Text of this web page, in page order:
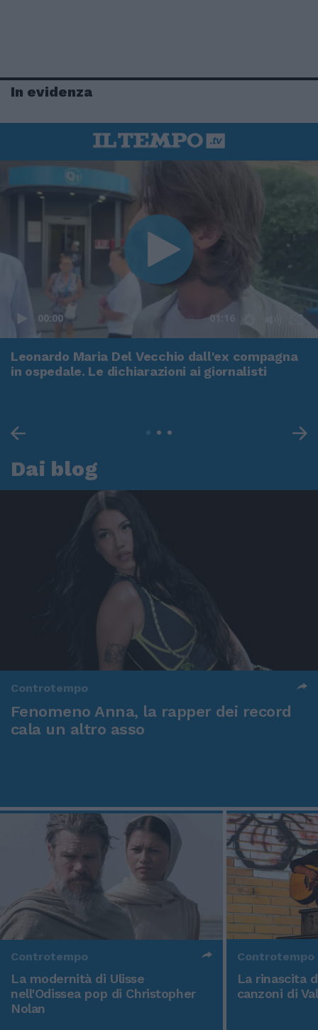
In evidenza
00:00 01:16
Leonardo Maria Del Vecchio dall'ex compagna
in ospedale. Le dichiarazioni ai giornalisti
Dai blog
Controtempo
Fenomeno Anna, la rapper dei record
cala un altro asso
Controtempo
La modernità di Ulisse
nell'Odissea pop di Christopher
Nolan
Controtempo
La rinascita
canzoni di